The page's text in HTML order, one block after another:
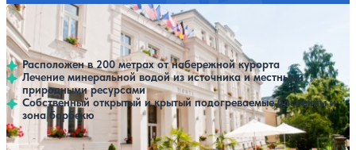
Санаторий Monti
Франтишкови-Лазне
Расположен в 200 метрах от набережной курорта
Лечение минеральной водой из источника и местными
природными ресурсами
Собственный открытый и крытый подогреваемые бассейны и
зона барбекю
Нет цен или свободных мест на выбранные даты
Выбрать другой вариант